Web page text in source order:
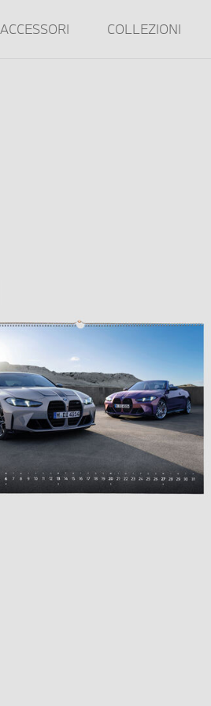
ACCESSORI COLLEZIONI